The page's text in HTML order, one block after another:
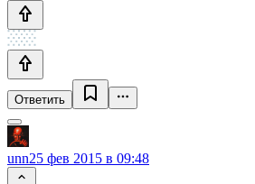
Ответить
unn25 фев 2015 в 09:48